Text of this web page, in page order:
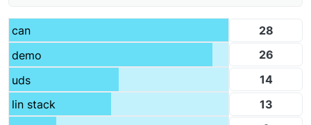
can
28
demo
26
uds
14
lin stack
13